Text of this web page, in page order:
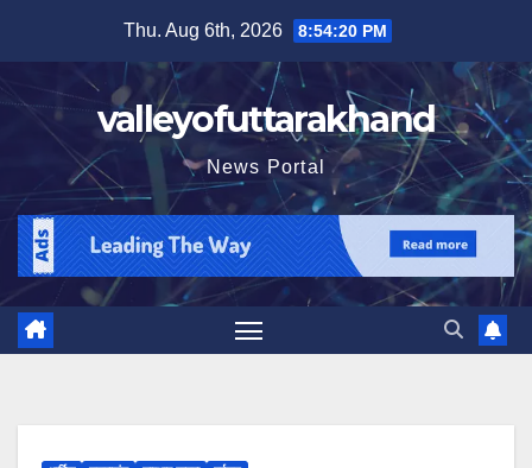
content
Thu. Aug 6th, 2026 8:54:22 PM
valleyofuttarakhand
News Portal